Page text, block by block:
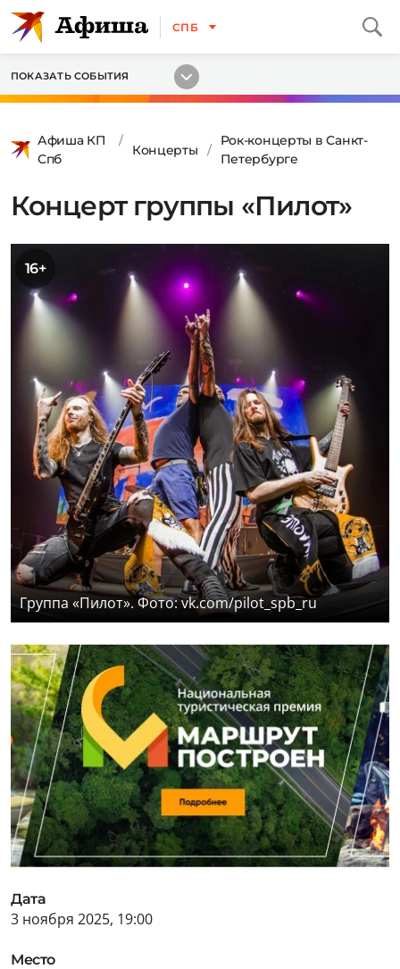
СПБ
ПОКАЗАТЬ СОБЫТИЯ
Афиша КП
Спб
Концерты
Рок-концерты в Санкт-
Петербурге
Концерт группы «Пилот»
16+
Группа «Пилот». Фото: vk.com/pilot_spb_ru
Дата
3 ноября 2025, 19:00
Место